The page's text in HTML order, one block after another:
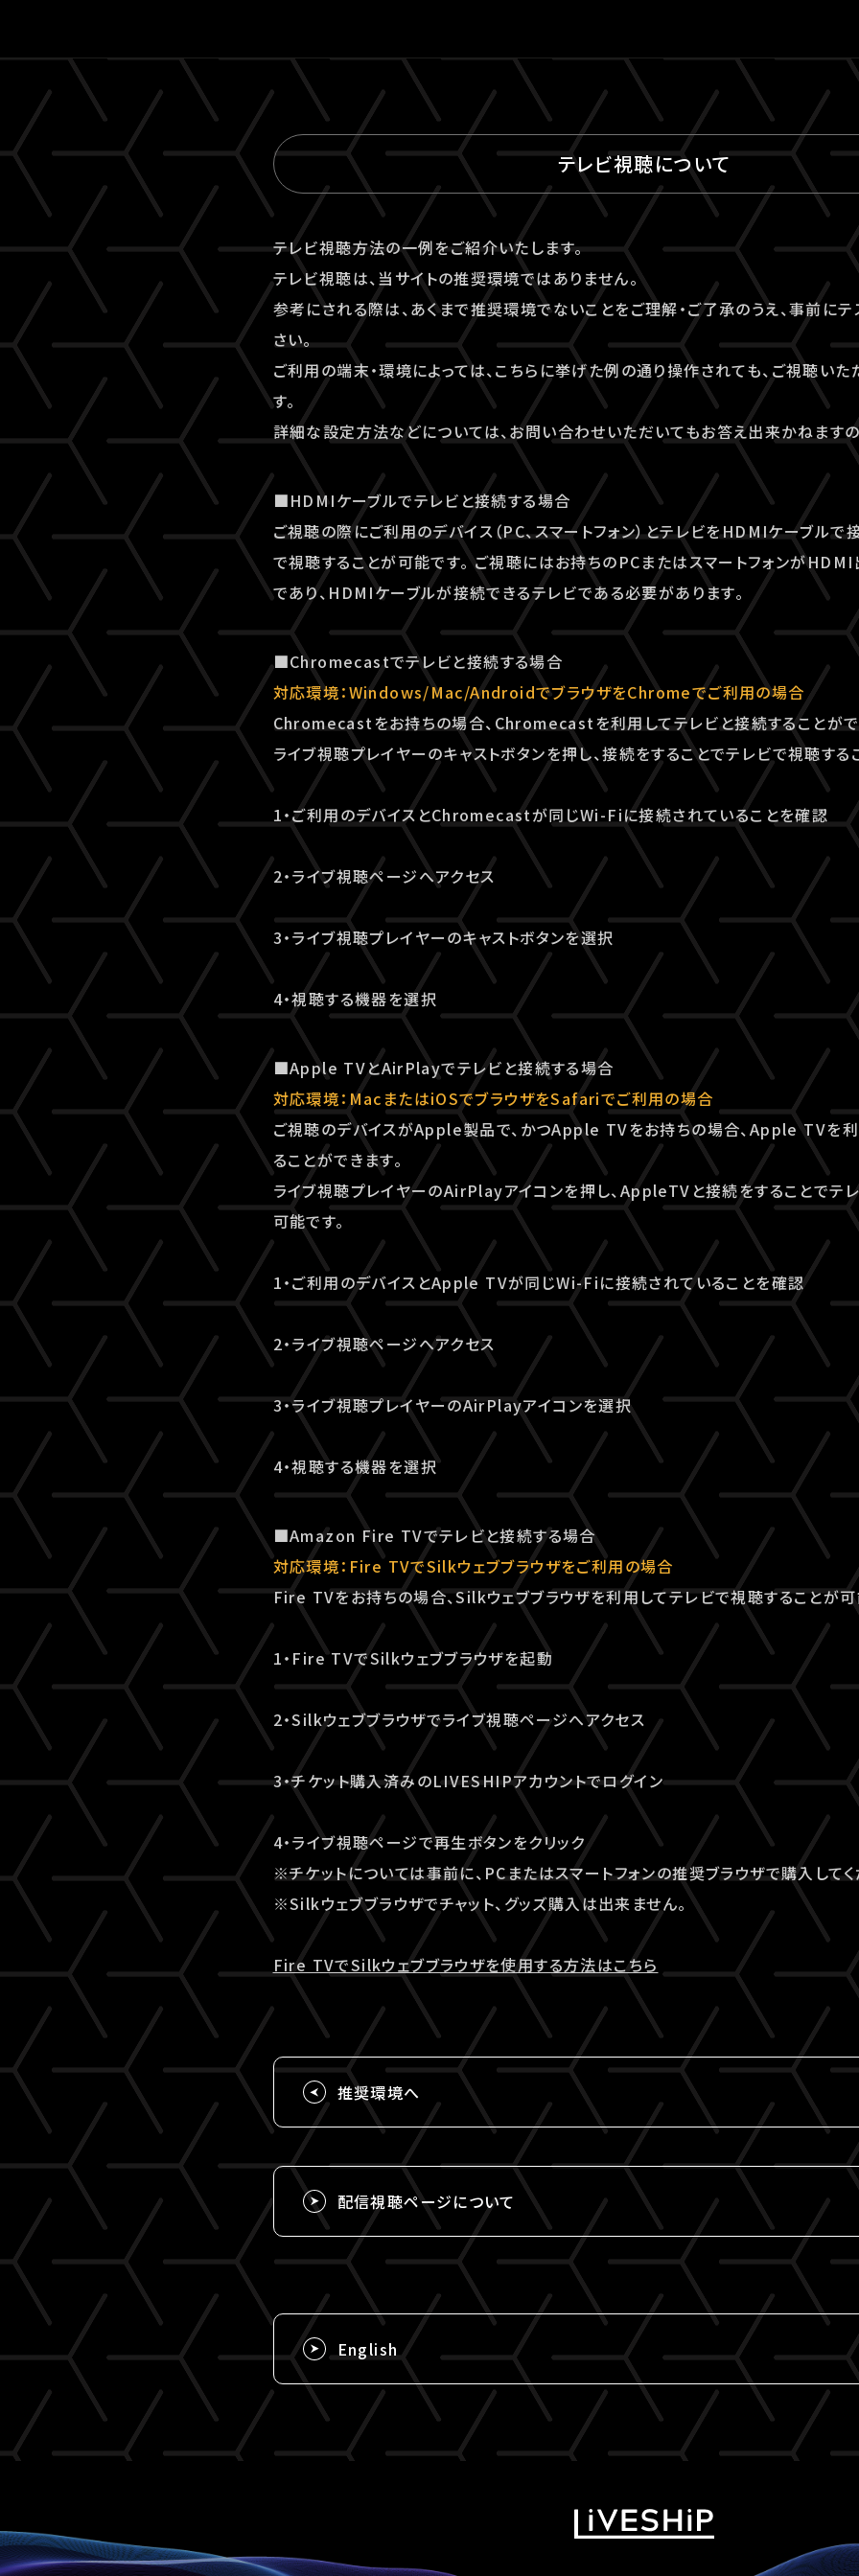
テレビ視聴について
テレビ視聴⽅法の⼀例をご紹介いたします。
テレビ視聴は、当サイトの推奨環境ではありません。
参考にされる際は、あくまで推奨環境でないことをご理解・ご了承のうえ、事前に
さい。
ご利⽤の端末・環境によっては、こちらに挙げた例の通り操作されても、ご視聴い
す。
詳細な設定⽅法などについては、お問い合わせいただいてもお答え出来かねますの
■HDMIケーブルでテレビと接続する場合
ご視聴の際にご利用のデバイス（PC、スマートフォン）とテレビをHDMIケーブルで
で視聴することが可能です。 ご視聴にはお持ちのPCまたはスマートフォンが
であり、HDMIケーブルが接続できるテレビである必要があります。
■Chromecastでテレビと接続する場合
対応環境：Windows/Mac/AndroidでブラウザをChromeでご利用の場合
Chromecastをお持ちの場合、Chromecastを利用してテレビと接続することがで
ライブ視聴プレイヤーのキャストボタンを押し、接続をすることでテレビで視聴する
1・ご利用のデバイスとChromecastが同じWi-Fiに接続されていることを確認
2・ライブ視聴ページへアクセス
3・ライブ視聴プレイヤーのキャストボタンを選択
4・視聴する機器を選択
■Apple TVとAirPlayでテレビと接続する場合
対応環境：MacまたはiOSでブラウザをSafariでご利用の場合
ご視聴のデバイスがApple製品で、かつApple TVをお持ちの場合、Apple TVを
ることができます。
ライブ視聴プレイヤーのAirPlayアイコンを押し、AppleTVと接続をすることでテ
可能です。
1・ご利用のデバイスとApple TVが同じWi-Fiに接続されていることを確認
2・ライブ視聴ページへアクセス
3・ライブ視聴プレイヤーのAirPlayアイコンを選択
4・視聴する機器を選択
■Amazon Fire TVでテレビと接続する場合
対応環境：Fire TVでSilkウェブブラウザをご利用の場合
Fire TVをお持ちの場合、Silkウェブブラウザを利用してテレビで視聴することが可
1・Fire TVでSilkウェブブラウザを起動
2・Silkウェブブラウザでライブ視聴ページへアクセス
3・チケット購入済みのLIVESHIPアカウントでログイン
4・ライブ視聴ページで再生ボタンをクリック
※チケットについては事前に、PCまたはスマートフォンの推奨ブラウザで購入してく
※Silkウェブブラウザでチャット、グッズ購入は出来ません。
Fire TVでSilkウェブブラウザを使用する方法はこちら
推奨環境へ
配信視聴ページについて
English